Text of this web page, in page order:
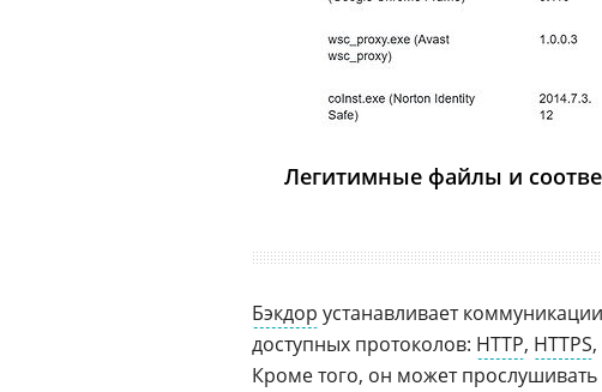
Легитимные файлы и
Бэкдор устанавливает
доступных протоколов: HTTP, HTTPS,
Кроме того, он может